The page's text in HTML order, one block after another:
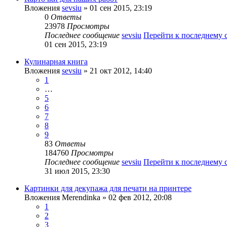
Вложения sevsiu » 01 сен 2015, 23:19
0 Ответы
23978 Просмотры
Последнее сообщение sevsiu Перейти к последнему
01 сен 2015, 23:19
Кулинарная книга
Вложения sevsiu » 21 окт 2012, 14:40
1
…
5
6
7
8
9
83 Ответы
184760 Просмотры
Последнее сообщение sevsiu Перейти к последнему
31 июл 2015, 23:30
Картинки для декупажа для печати на принтере
Вложения Merendinka » 02 фев 2012, 20:08
1
2
3